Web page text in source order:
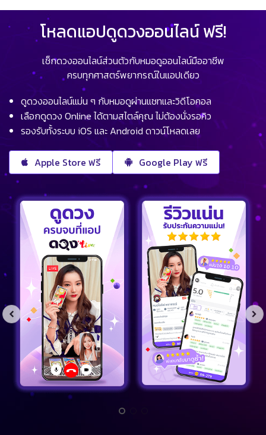
โหลดแอปดูดวงออนไลน์ ฟรี!
เช็กดวงออนไลน์ส่วนตัวกับหมอดูออนไลน์มืออาชีพ
ครบทุกศาสตร์พยากรณ์ในแอปเดียว
ดูดวงออนไลน์แม่น ๆ กับหมอดูผ่านแชทและวิดีโอคอล
เลือกดูดวง Online ได้ตามสไตล์คุณ ไม่ต้องนั่งรอคิว
รองรับทั้งระบบ iOS และ Android ดาวน์โหลดเลย
Apple Store ฟรี Google Play ฟรี